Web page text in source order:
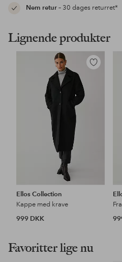
Nem retur– 30 dages returret*
Lignende produkter
Tilføj
Ellos Collection
Kappe med krave
999 DKK
Favoritter lige nu